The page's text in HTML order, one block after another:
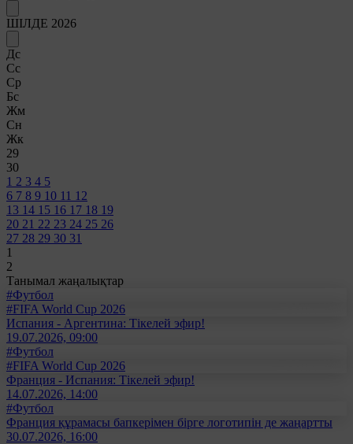
ШІЛДЕ 2026
Дс
Сс
Ср
Бс
Жм
Сн
Жк
29
30
1 2 3 4 5
6 7 8 9 10 11 12
13 14 15 16 17 18 19
20 21 22 23 24 25 26
27 28 29 30 31
1
2
Танымал жаңалықтар
#Футбол
#FIFA World Cup 2026
Испания - Аргентина: Тікелей эфир!
19.07.2026, 09:00
#Футбол
#FIFA World Cup 2026
Франция - Испания: Тікелей эфир!
14.07.2026, 14:00
#Футбол
Франция құрамасы бапкерімен бірге логотипін де жаңартты
30.07.2026, 16:00